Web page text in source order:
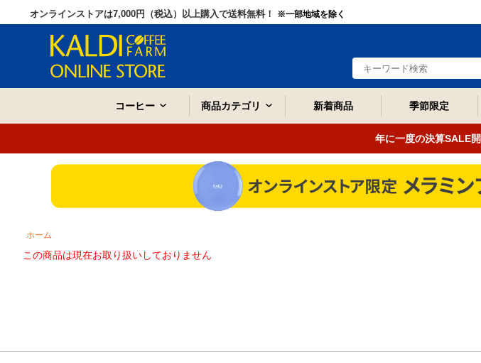
オンラインストアは7,000円（税込）以上購入で送料無料！ ※一部地域を除く
コーヒー 商品カテゴリ 新着商品 季節限定
年に一度の決算SALE
ホーム
この商品は現在お取り扱いしておりません